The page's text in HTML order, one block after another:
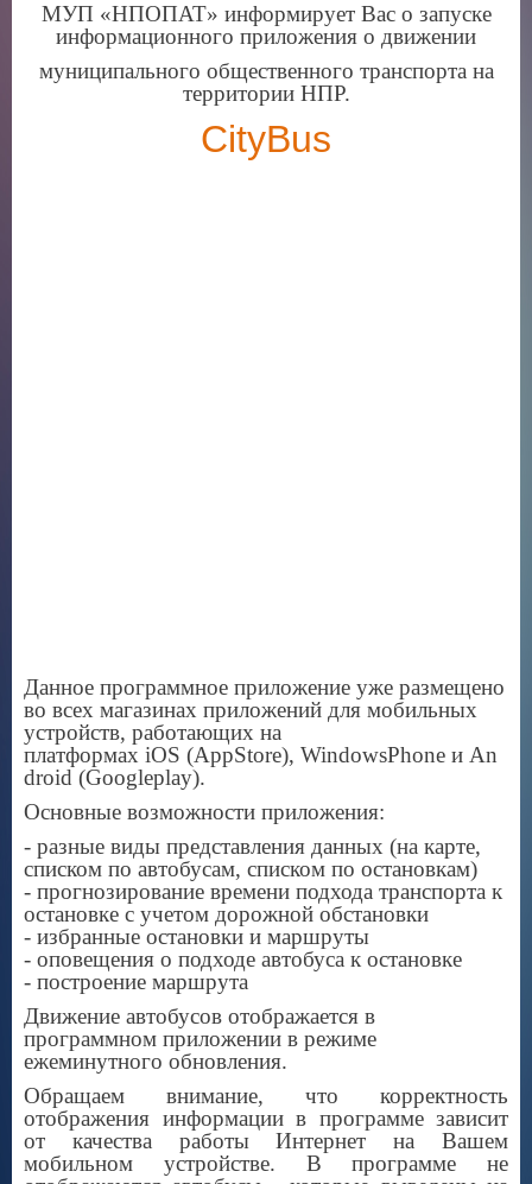
МУП «НПОПАТ» информирует Вас о запуске
информационного приложения о движении
муниципального общественного транспорта на
территории НПР.
CityBus
Данное программное приложение уже размещено
во всех магазинах приложений для мобильных
устройств, работающих на
платформах iOS (AppStore), WindowsPhone и An
droid (Googleplay).
Основные возможности приложения:
- разные виды представления данных (на карте,
списком по автобусам, списком по остановкам)
- прогнозирование времени подхода транспорта к
остановке с учетом дорожной обстановки
- избранные остановки и маршруты
- оповещения о подходе автобуса к остановке
- построение маршрута
Движение автобусов отображается в
программном приложении в режиме
ежеминутного обновления.
Обращаем внимание, что корректность
отображения информации в программе зависит
от качества работы Интернет на Вашем
мобильном устройстве. В программе не